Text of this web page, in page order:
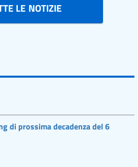
LE NOTIZIE
di prossima decadenza del 6